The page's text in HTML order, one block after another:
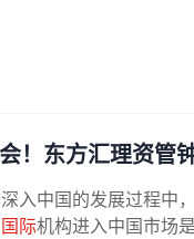
！东方汇理资管
入中国的发展过程中
国际机构进入中国市场